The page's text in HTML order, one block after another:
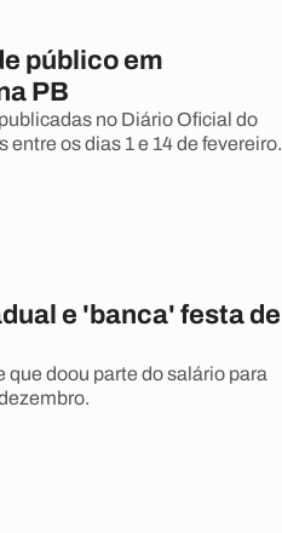
público em
PB
no Diário Oficial do
os dias 1 e 14 de fevereiro.
e 'banca' festa de
doou parte do salário para